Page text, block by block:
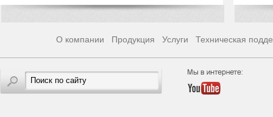
О компании Продукция Услуги Техническая